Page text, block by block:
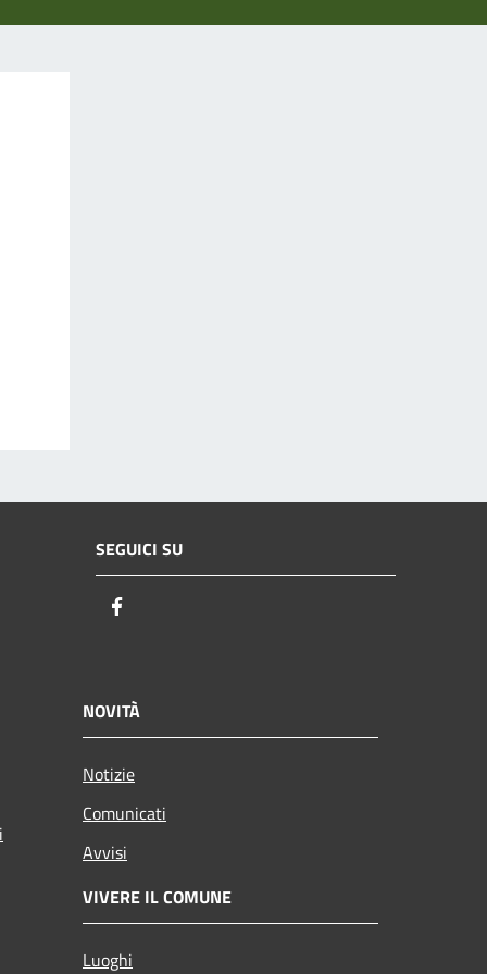
SEGUICI SU
NOVITÀ
Notizie
Comunicati
Avvisi
VIVERE IL COMUNE
Luoghi